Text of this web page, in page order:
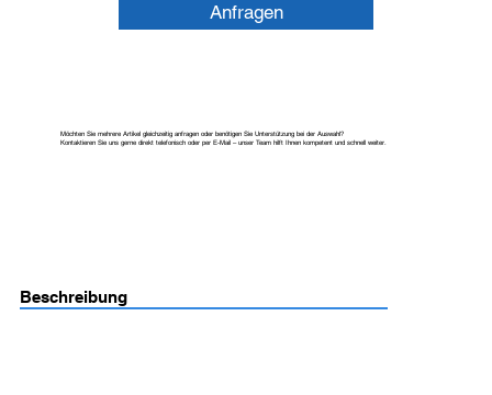
Anfragen
Möchten Sie mehrere Artikel gleichzeitig anfragen oder benötigen Sie Unterstützung bei der Auswahl?
Kontaktieren Sie uns gerne direkt telefonisch oder per E-Mail – unser Team hilft Ihnen kompetent und schnell weiter.
Beschreibung